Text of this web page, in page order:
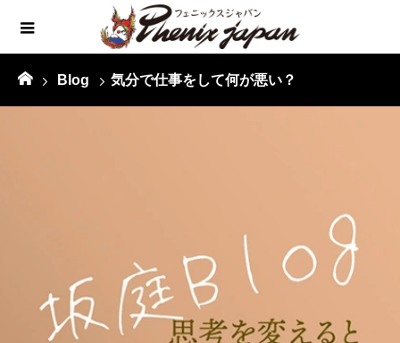
Blog 気分で仕事をして何が悪い？